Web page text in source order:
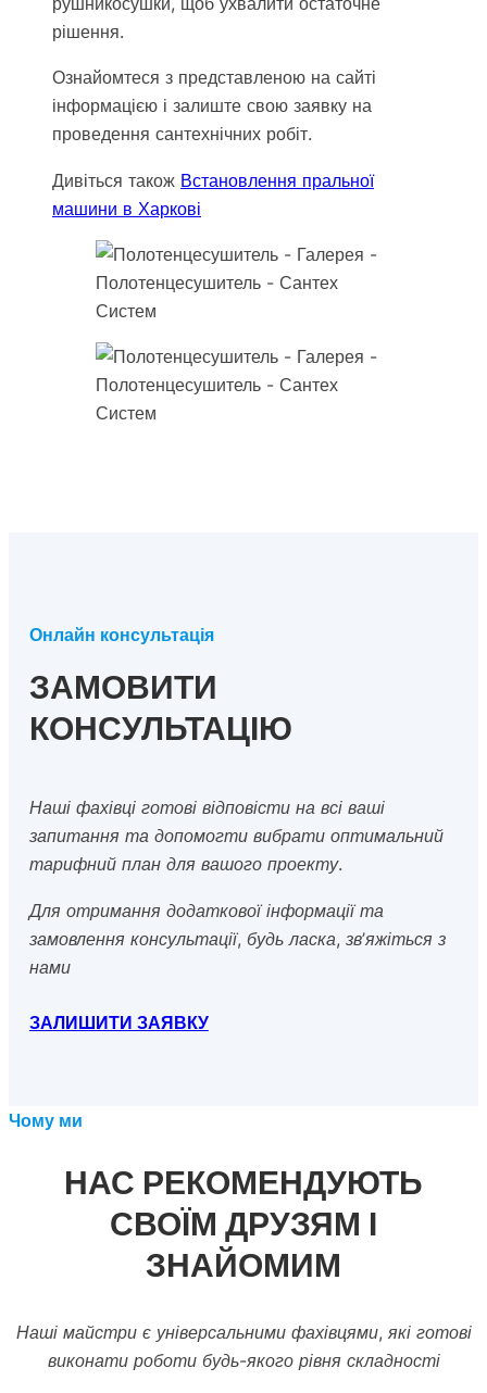
рішення.
Ознайомтеся з представленою на сайті
інформацією і залиште свою заявку на
проведення сантехнічних робіт.
Дивіться також Встановлення пральної
машини в Харкові
Онлайн консультація
ЗАМОВИТИ
КОНСУЛЬТАЦІЮ
Наші фахівці готові відповісти на всі ваші
запитання та допомогти вибрати оптимальний
тарифний план для вашого проекту.
Для отримання додаткової інформації та
замовлення консультації, будь ласка, зв’яжіться з
нами
ЗАЛИШИТИ ЗАЯВКУ
Чому ми
НАС РЕКОМЕНДУЮТЬ
СВОЇМ ДРУЗЯМ І
ЗНАЙОМИМ
Наші майстри є універсальними фахівцями, які готові
виконати роботи будь-якого рівня складності